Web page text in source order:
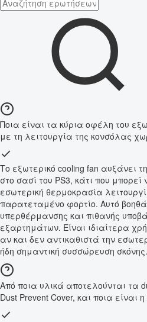
Ποια είναι τα κύρια οφέλη του
με τη λειτουργία της κονσόλας
Το εξωτερικό cooling fan αυξάνει
στο σασί του PS3, κάτι που μπορεί
εσωτερική θερμοκρασία
παρατεταμένο φορτίο. Αυτό βοηθά
υπερθέρμανσης και πιθανής
εξαρτημάτων. Είναι ιδιαίτερα
αν και δεν αντικαθιστά την
ήδη σημαντική συσσώρευση σκόνης.
Από ποια υλικά αποτελούνται τα
Dust Prevent Cover, και ποια είναι